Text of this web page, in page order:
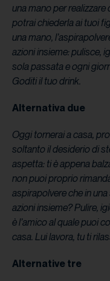
una mano per
potrai chiederla ai tuoi
una mano,
azioni insieme: pulisce,
sola passata e ogni
Goditi il tuo drink.
Alternativa due
Oggi tornerai a casa,
soltanto il desiderio di
aspetta: ti è appena
non puoi proprio
aspirapolvere che in
azioni insieme? Pulire,
è l’amico al quale puoi
casa. Lui lavora, tu ti
Alternative tre